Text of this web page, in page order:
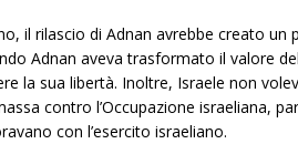
il rilascio di Adnan avrebbe creato un
Adnan aveva trasformato il valore
la sua libertà. Inoltre, Israele non
contro l’Occupazione israeliana,
con l’esercito israeliano.